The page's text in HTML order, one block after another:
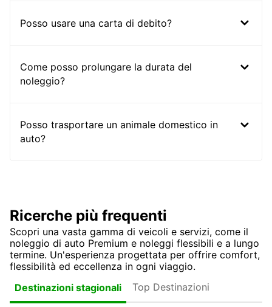
Posso usare una carta di debito?
Come posso prolungare la durata del
noleggio?
Posso trasportare un animale domestico in
auto?
Ricerche più frequenti
Scopri una vasta gamma di veicoli e servizi, come il
noleggio di auto Premium e noleggi flessibili e a lungo
termine. Un'esperienza progettata per offrire comfort,
flessibilità ed eccellenza in ogni viaggio.
Destinazioni stagionali
Top Destinazioni